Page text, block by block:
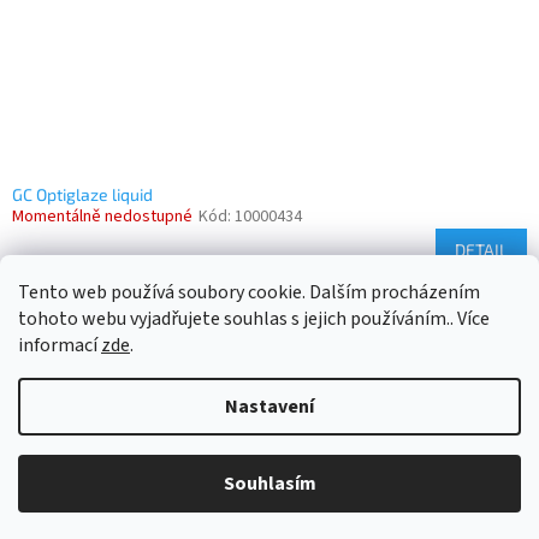
Tento web používá soubory cookie. Dalším procházením
tohoto webu vyjadřujete souhlas s jejich používáním.. Více
informacízde.
Nastavení
Souhlasím
GC Optiglaze liquid
Momentálně nedostupné Kód: 10000434
DETAIL
O
á
d
a
c
í
p
r
9položek celkem
Vytvořil Shoptet
D-way. Všechna práva vyhrazena.